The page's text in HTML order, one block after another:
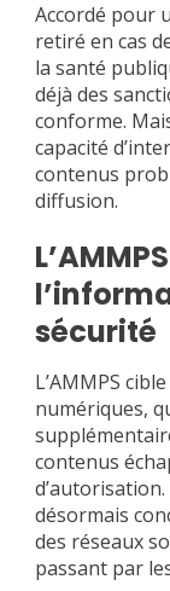
Accordé pour
retiré en cas
la santé
déjà des
conforme.
capacité
contenus
diffusion.
sécurité
L’AMMPS
numériques,
contenus
désormais
des réseaux
passant par